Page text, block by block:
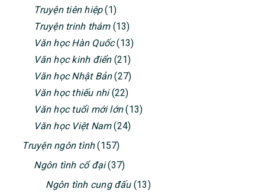
Truyện tiên hiệp(1)
Truyện trinh thám(13)
Văn học Hàn Quốc(13)
Văn học kinh điển(21)
Văn học Nhật Bản(27)
Văn học thiếu nhi(22)
Văn học tuổi mới lớn(13)
Văn học Việt Nam(24)
Truyện ngôn tình(157)
Ngôn tình cổ đại(37)
Ngôn tình cung đấu(13)